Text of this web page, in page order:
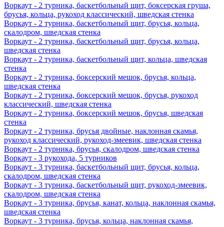
Воркаут - 2 турника, баскетбольный щит, боксерская груша,
брусья, кольца, рукоход классический, шведская стенка
Воркаут - 2 турника, баскетбольный щит, брусья, кольца,
скалодром, шведская стенка
Воркаут - 2 турника, баскетбольный щит, брусья, кольца,
шведская стенка
Воркаут - 2 турника, баскетбольный щит, кольца, шведская
стенка
Воркаут - 2 турника, боксерский мешок, брусья, кольца,
шведская стенка
Воркаут - 2 турника, боксерский мешок, брусья, рукоход
классический, шведская стенка
Воркаут - 2 турника, боксерский мешок, брусья, шведская
стенка
Воркаут - 2 турника, брусья двойные, наклонная скамья,
рукоход классический, рукоход-змеевик, шведская стенка
Воркаут - 2 турника, брусья, скалодром, шведская стенка
Воркаут - 3 рукохода, 5 турников
Воркаут - 3 турника, баскетбольный щит, брусья, кольца,
скалодром, шведская стенка
Воркаут - 3 турника, баскетбольный щит, рукоход-змеевик,
скалодром, шведская стенка
Воркаут - 3 турника, брусья, канат, кольца, наклонная скамья,
шведская стенка
Воркаут - 3 турника, брусья, кольца, наклонная скамья,